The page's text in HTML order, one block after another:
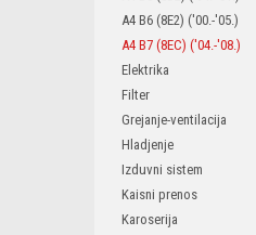
A4 B6 (8E2) ('00.-'05.)
A4 B7 (8EC) ('04.-'08.)
Elektrika
Filter
Grejanje-ventilacija
Hladjenje
Izduvni sistem
Kaisni prenos
Karoserija